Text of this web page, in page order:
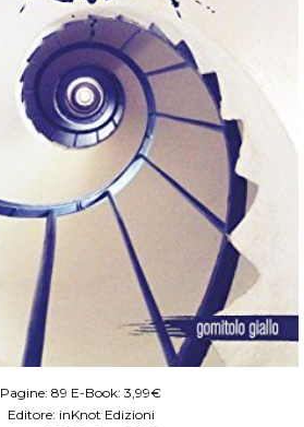
Pagine: 89 E-Book: 3,99€
Editore: inKnot Edizioni